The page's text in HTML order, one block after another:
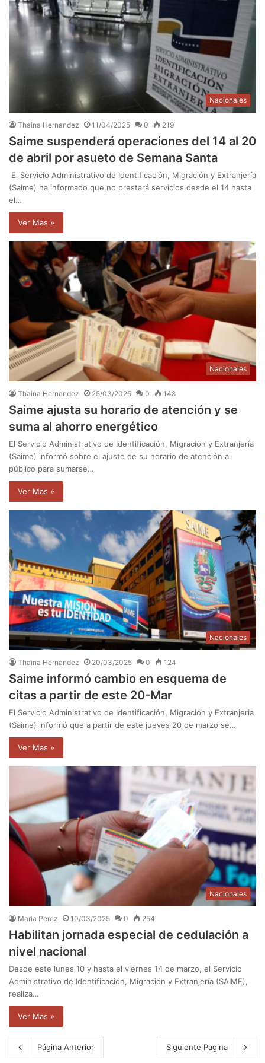
Nacionales
Thaina Hernandez 11/04/2025 0 219
Saime suspenderá operaciones del 14 al 20
de abril por asueto de Semana Santa
El Servicio Administrativo de Identificación, Migración y Extranjería
(Saime) ha informado que no prestará servicios desde el 14 hasta
el…
Ver Mas »
Nacionales
Thaina Hernandez 25/03/2025 0 148
Saime ajusta su horario de atención y se
suma al ahorro energético
El Servicio Administrativo de Identificación, Migración y Extranjería
(Saime) informó sobre el ajuste de su horario de atención al
público para sumarse…
Ver Mas »
Nacionales
Thaina Hernandez 20/03/2025 0 124
Saime informó cambio en esquema de
citas a partir de este 20-Mar
El Servicio Administrativo de Identificación, Migración y Extranjeria
(Saime) informó que a partir de este jueves 20 de marzo se…
Ver Mas »
Nacionales
Maria Perez 10/03/2025 0 254
Habilitan jornada especial de cedulación a
nivel nacional
Desde este lunes 10 y hasta el viernes 14 de marzo, el Servicio
Administrativo de Identificación, Migración y Extranjería (SAIME),
realiza…
Ver Mas »
Página Anterior Siguiente Pagina